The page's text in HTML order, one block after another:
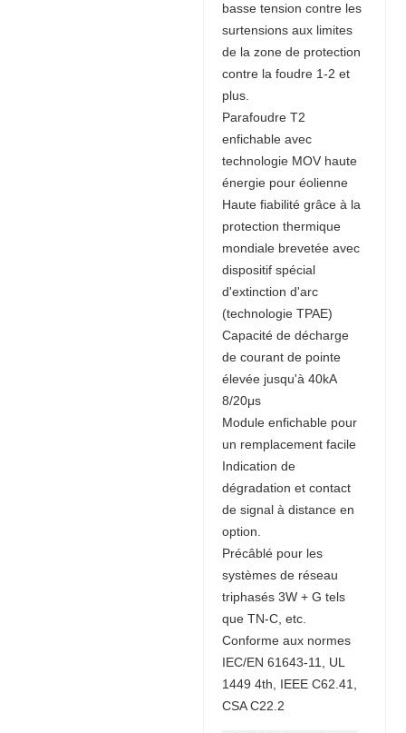
basse tension contre les
surtensions aux limites
de la zone de protection
contre la foudre 1-2 et
plus.
Parafoudre T2
enfichable avec
technologie MOV haute
énergie pour éolienne
Haute fiabilité grâce à la
protection thermique
mondiale brevetée avec
dispositif spécial
d'extinction d'arc
(technologie TPAE)
Capacité de décharge
de courant de pointe
élevée jusqu'à 40kA
8/20μs
Module enfichable pour
un remplacement facile
Indication de
dégradation et contact
de signal à distance en
option.
Précâblé pour les
systèmes de réseau
triphasés 3W + G tels
que TN-C, etc.
Conforme aux normes
IEC/EN 61643-11, UL
1449 4th, IEEE C62.41,
CSA C22.2